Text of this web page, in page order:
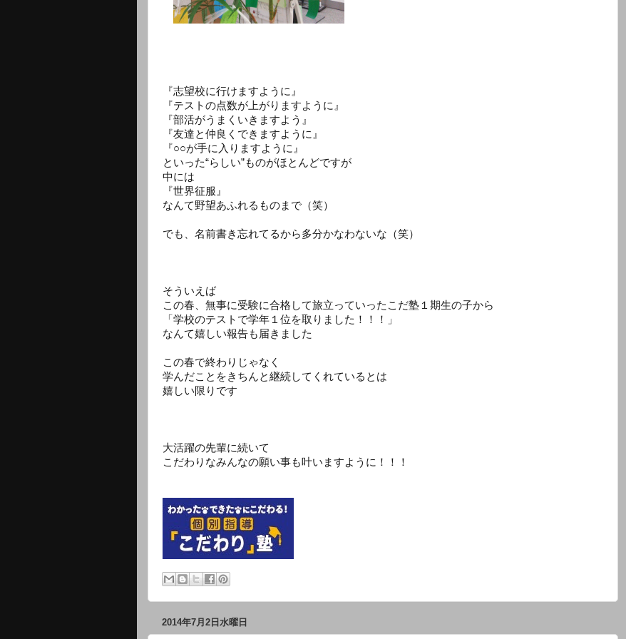
『志望校に行けますように』
『テストの点数が上がりますように』
『部活がうまくいきますよう』
『友達と仲良くできますように』
『○○が手に入りますように』
といった“らしい”ものがほとんどですが
中には
『世界征服』
なんて野望あふれるものまで（笑）
でも、名前書き忘れてるから多分かなわないな（笑）
そういえば
この春、無事に受験に合格して旅立っていったこだ塾１期生の子から
「学校のテストで学年１位を取りました！！！」
なんて嬉しい報告も届きました
この春で終わりじゃなく
学んだことをきちんと継続してくれているとは
嬉しい限りです
大活躍の先輩に続いて
こだわりなみんなの願い事も叶いますように！！！
2014年7月2日水曜日